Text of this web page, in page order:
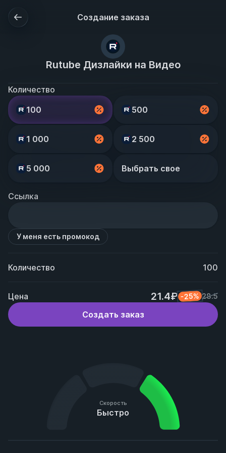
Создание заказа
Rutube Дизлайки на Видео
Количество
100
500
1 000 2 500
5 000 Выбрать свое
Ссылка
У меня есть промокод
Количество 100
Цена 21.4₽ -25% 28.5
Создать заказ
Скорость
Быстро